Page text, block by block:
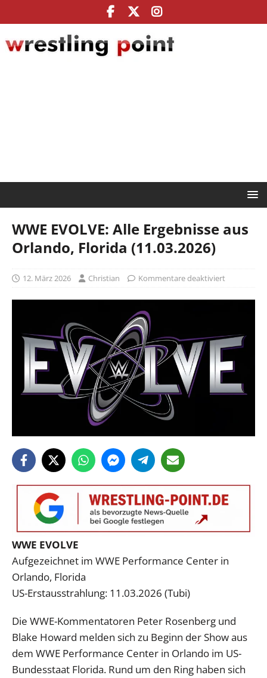
WWE EVOLVE: Alle Ergebnisse aus
Orlando, Florida (11.03.2026)
12. März 2026 Christian Kommentare deaktiviert
WWE EVOLVE
Aufgezeichnet im WWE Performance Center in
Orlando, Florida
US-Erstausstrahlung: 11.03.2026 (Tubi)
Die WWE-Kommentatoren Peter Rosenberg und
Blake Howard melden sich zu Beginn der Show aus
dem WWE Performance Center in Orlando im US-
Bundesstaat Florida. Rund um den Ring haben sich